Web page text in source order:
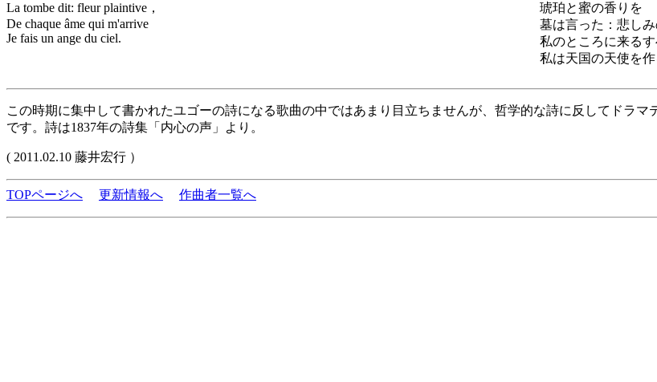
La tombe dit: fleur plaintive，
De chaque âme qui m'arrive
Je fais un ange du ciel.
琥珀と蜜の香りを
墓は言った：悲しみ
私のところに来る
私は天国の天使を
この時期に集中して書かれたユゴーの詩になる歌曲の中ではあまり目立ちませんが、哲学的な詩に反してドラ
です。詩は1837年の詩集「内心の声」より。
( 2011.02.10 藤井宏行 ）
TOPページへ 更新情報へ 作曲者一覧へ